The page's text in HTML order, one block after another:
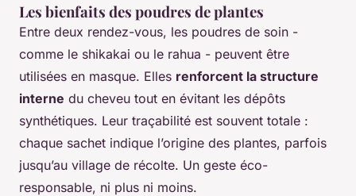
Les bienfaits des poudres de plantes
Entre deux rendez-vous, les poudres de soin -
comme le shikakai ou le rahua - peuvent être
utilisées en masque. Elles renforcent la structure
interne du cheveu tout en évitant les dépôts
synthétiques. Leur traçabilité est souvent totale :
chaque sachet indique l’origine des plantes, parfois
jusqu’au village de récolte. Un geste éco-
responsable, ni plus ni moins.